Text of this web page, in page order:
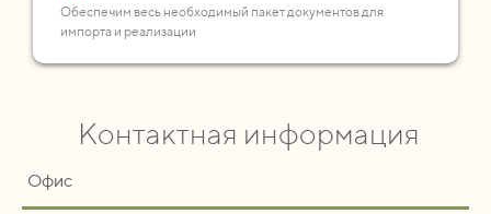
Обеспечим весь необходимый пакет документов для
импорта и реализации
Контактная информация
Офис